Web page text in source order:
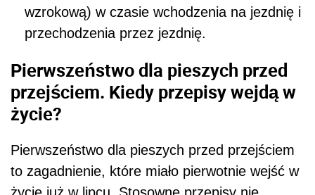
wzrokową) w czasie wchodzenia na jezdnię i
przechodzenia przez jezdnię.
Pierwszeństwo dla pieszych przed
przejściem. Kiedy przepisy wejdą w
życie?
Pierwszeństwo dla pieszych przed przejściem
to zagadnienie, które miało pierwotnie wejść w